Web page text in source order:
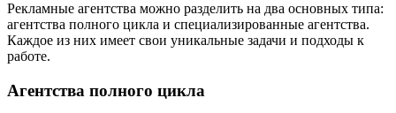
Рекламные агентства можно разделить на два основных типа:
агентства полного цикла и специализированные агентства.
Каждое из них имеет свои уникальные задачи и подходы к
работе.
Агентства полного цикла